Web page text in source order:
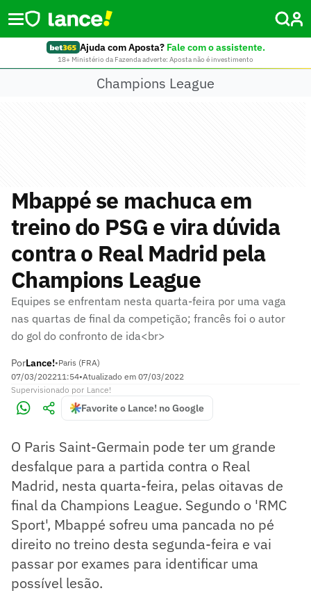
Ajuda com Aposta? Fale com o assistente.
18+ Ministério da Fazenda adverte: Aposta não é investimento
Champions League
Mbappé se machuca em
treino do PSG e vira dúvida
contra o Real Madrid pela
Champions League
Equipes se enfrentam nesta quarta-feira por uma vaga
nas quartas de final da competição; francês foi o autor
do gol do confronto de ida<br>
PorLance!•Paris (FRA)
07/03/202211:54•Atualizado em 07/03/2022
Supervisionado por Lance!
Favorite o Lance! no Google
O Paris Saint-Germain pode ter um grande
desfalque para a partida contra o Real
Madrid, nesta quarta-feira, pelas oitavas de
final da Champions League. Segundo o 'RMC
Sport', Mbappé sofreu uma pancada no pé
direito no treino desta segunda-feira e vai
passar por exames para identificar uma
possível lesão.